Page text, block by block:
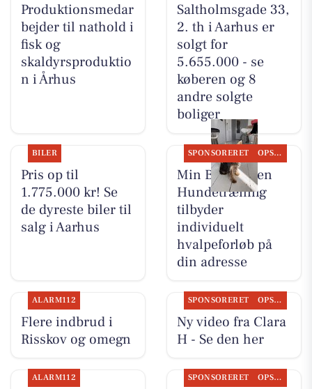
Produktionsmedar
bejder til nathold i
fisk og
skaldyrsproduktio
n i Århus
Saltholmsgade 33,
2. th i Aarhus er
solgt for
5.655.000 - se
køberen og 8
andre solgte
boliger
BILER
Pris op til
1.775.000 kr! Se
de dyreste biler til
salg i Aarhus
SPONSORERET OPSLAGSTAVLEN
Min Bedste Ven
Hundetræning
tilbyder
individuelt
hvalpeforløb på
din adresse
ALARM112
Flere indbrud i
Risskov og omegn
SPONSORERET OPSLAGSTAVLEN
Ny video fra Clara
H - Se den her
ALARM112 SPONSORERET OPSLAGSTAVLEN